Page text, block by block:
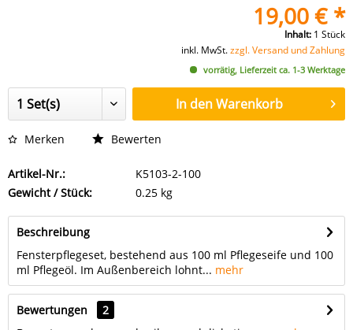
19,00 € *
Inhalt: 1 Stück
inkl. MwSt.zzgl. Versand und Zahlung
vorrätig, Lieferzeit ca. 1-3 Werktage
In denWarenkorb
Merken Bewerten
Artikel-Nr.:
K5103-2-100
Gewicht / Stück:
0.25 kg
Beschreibung
Fensterpflegeset, bestehend aus 100 ml Pflegeseife und 100
ml Pflegeöl. Im Außenbereich lohnt... mehr
Bewertungen
2